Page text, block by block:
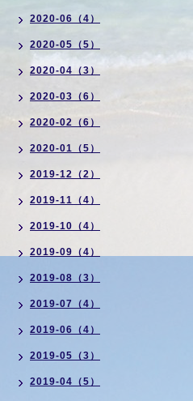
2020-06（4）
2020-05（5）
2020-04（3）
2020-03（6）
2020-02（6）
2020-01（5）
2019-12（2）
2019-11（4）
2019-10（4）
2019-09（4）
2019-08（3）
2019-07（4）
2019-06（4）
2019-05（3）
2019-04（5）